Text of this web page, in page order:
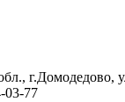
г.Домодедово,
03-77